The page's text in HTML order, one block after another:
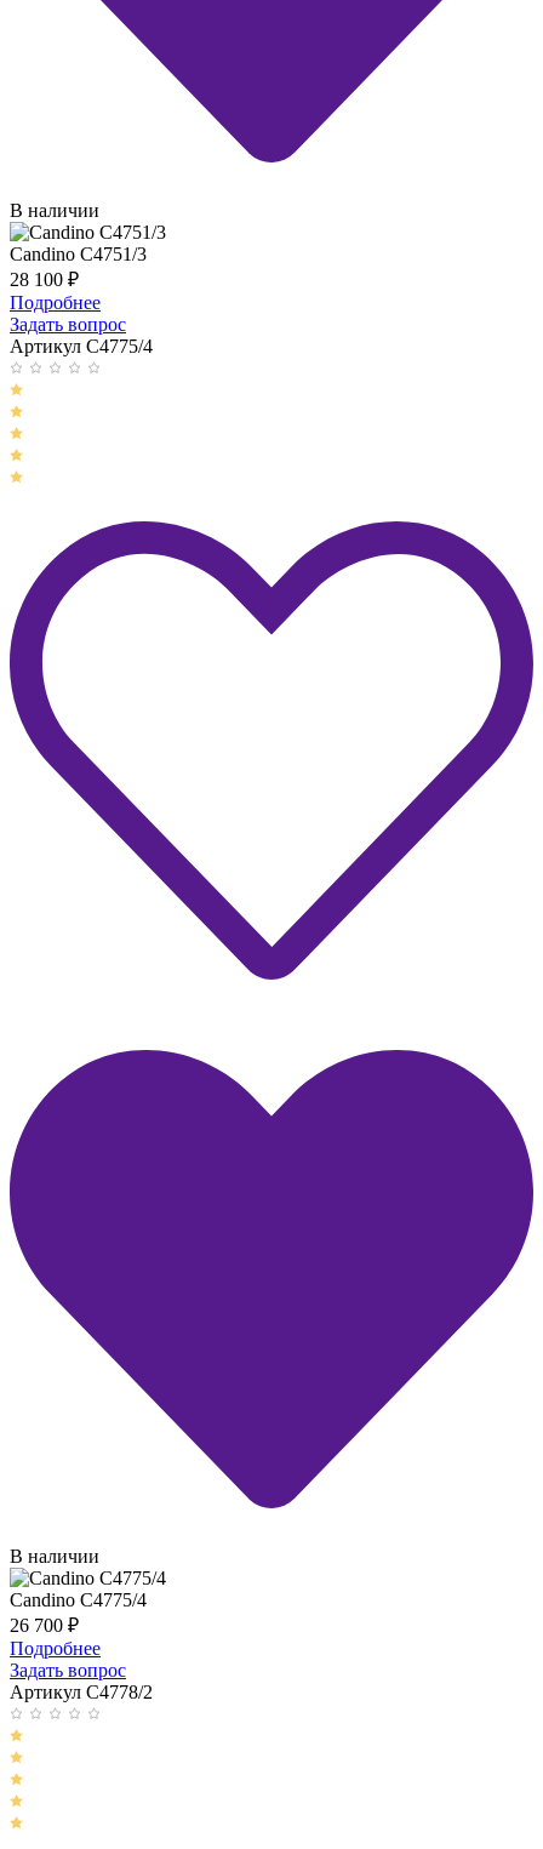
В наличии
Candino C4751/3
28 100 ₽
Подробнее
Задать вопрос
Артикул C4775/4
В наличии
Candino C4775/4
26 700 ₽
Подробнее
Задать вопрос
Артикул C4778/2